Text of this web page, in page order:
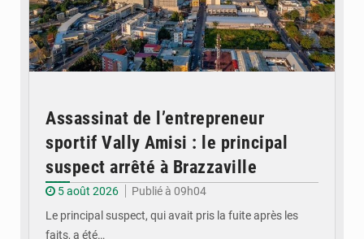
Assassinat de l’entrepreneur
sportif Vally Amisi : le principal
suspect arrêté à Brazzaville
5 août 2026
Publié à 09h04
Le principal suspect, qui avait pris la fuite après les
faits, a été…